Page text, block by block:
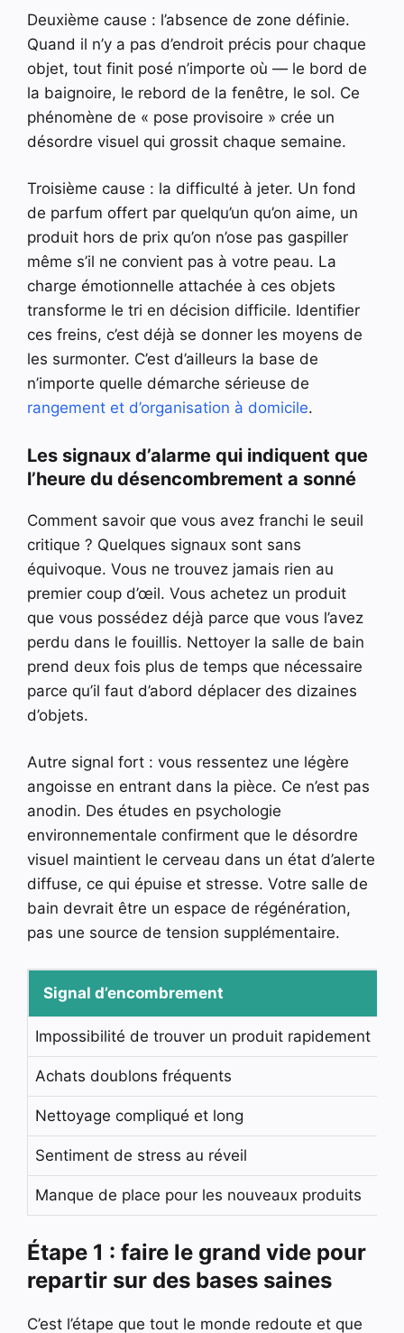
Deuxième cause : l’absence de zone définie.
Quand il n’y a pas d’endroit précis pour chaque
objet, tout finit posé n’importe où — le bord de
la baignoire, le rebord de la fenêtre, le sol. Ce
phénomène de « pose provisoire » crée un
désordre visuel qui grossit chaque semaine.
Troisième cause : la difficulté à jeter. Un fond
de parfum offert par quelqu’un qu’on aime, un
produit hors de prix qu’on n’ose pas gaspiller
même s’il ne convient pas à votre peau. La
charge émotionnelle attachée à ces objets
transforme le tri en décision difficile. Identifier
ces freins, c’est déjà se donner les moyens de
les surmonter. C’est d’ailleurs la base de
n’importe quelle démarche sérieuse de
rangement et d’organisation à domicile.
Les signaux d’alarme qui indiquent que
l’heure du désencombrement a sonné
Comment savoir que vous avez franchi le seuil
critique ? Quelques signaux sont sans
équivoque. Vous ne trouvez jamais rien au
premier coup d’œil. Vous achetez un produit
que vous possédez déjà parce que vous l’avez
perdu dans le fouillis. Nettoyer la salle de bain
prend deux fois plus de temps que nécessaire
parce qu’il faut d’abord déplacer des dizaines
d’objets.
Autre signal fort : vous ressentez une légère
angoisse en entrant dans la pièce. Ce n’est pas
anodin. Des études en psychologie
environnementale confirment que le désordre
visuel maintient le cerveau dans un état d’alerte
diffuse, ce qui épuise et stresse. Votre salle de
bain devrait être un espace de régénération,
pas une source de tension supplémentaire.
Signal d’encombrement
Impossibilité de trouver un produit rapidement
Achats doublons fréquents
Nettoyage compliqué et long
Sentiment de stress au réveil
Manque de place pour les nouveaux produits
Étape 1 : faire le grand vide pour
repartir sur des bases saines
C’est l’étape que tout le monde redoute et que